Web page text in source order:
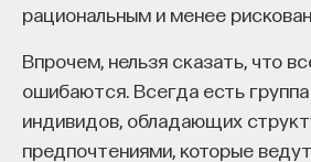
рациональным и менее
Впрочем, нельзя сказать, что
ошибаются. Всегда есть
индивидов, обладающих
предпочтениями, которые